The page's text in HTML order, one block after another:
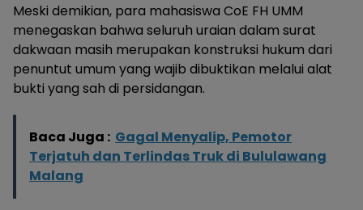
Meski demikian, para mahasiswa CoE FH UMM
menegaskan bahwa seluruh uraian dalam surat
dakwaan masih merupakan konstruksi hukum dari
penuntut umum yang wajib dibuktikan melalui alat
bukti yang sah di persidangan.
Baca Juga : Gagal Menyalip, Pemotor
Terjatuh dan Terlindas Truk di Bululawang
Malang